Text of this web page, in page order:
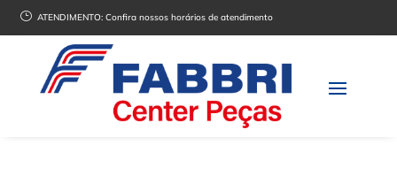
} ATENDIMENTO:Confira nossos horários de atendimento